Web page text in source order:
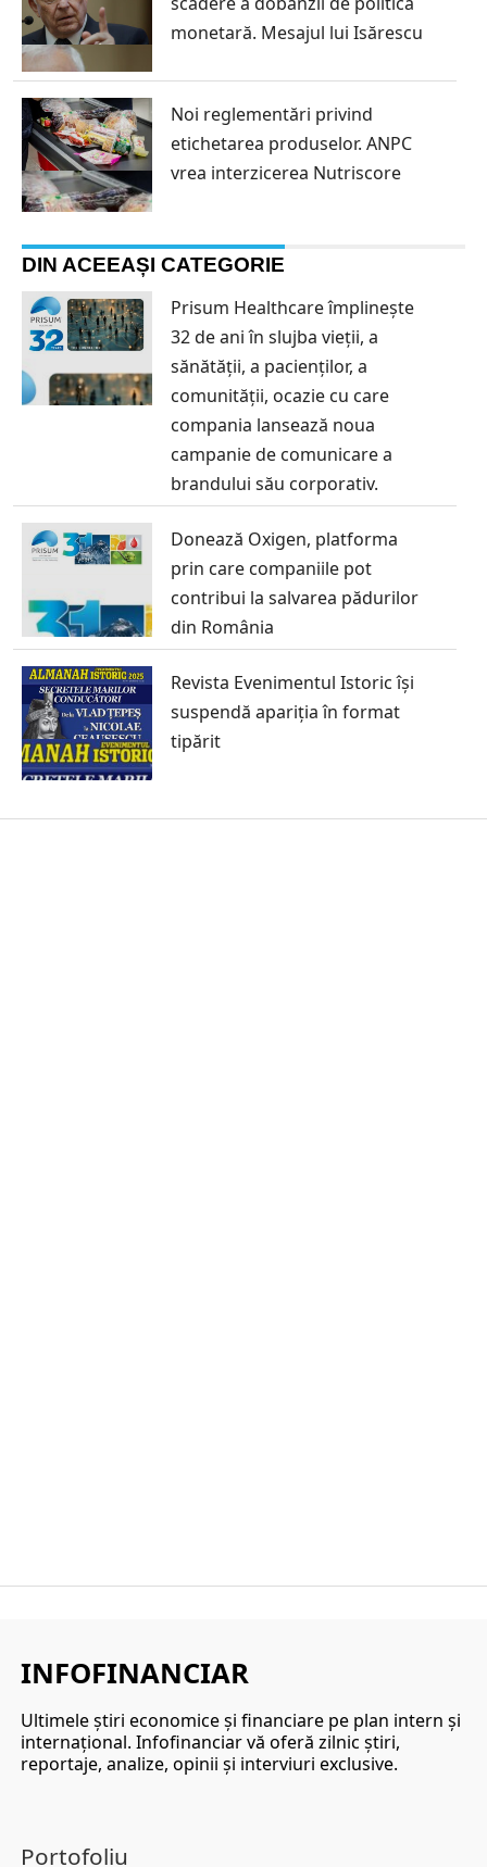
monetară. Mesajul lui Isărescu
Noi reglementări privind
etichetarea produselor. ANPC
vrea interzicerea Nutriscore
DIN ACEEAȘI CATEGORIE
Prisum Healthcare împlinește
32 de ani în slujba vieții, a
sănătății, a pacienților, a
comunității, ocazie cu care
compania lansează noua
campanie de comunicare a
brandului său corporativ.
Donează Oxigen, platforma
prin care companiile pot
contribui la salvarea pădurilor
din România
Revista Evenimentul Istoric își
suspendă apariția în format
tipărit
INFOFINANCIAR
Ultimele ştiri economice şi financiare pe plan intern şi
internaţional. Infofinanciar vă oferă zilnic ştiri,
reportaje, analize, opinii şi interviuri exclusive.
Portofoliu